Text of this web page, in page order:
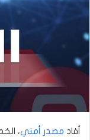
أفاد مصدر أمني،